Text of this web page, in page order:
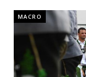
MACRO